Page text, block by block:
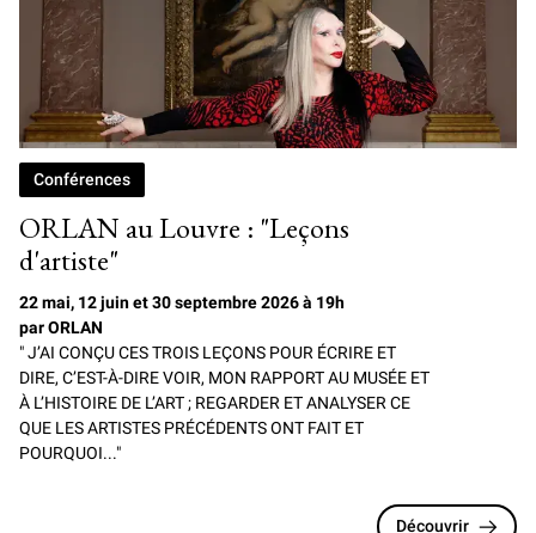
ORLAN au Louvre : "Leçons
d'artiste"
Conférences
22 mai, 12 juin et 30 septembre 2026 à 19h
par ORLAN
" J’AI CONÇU CES TROIS LEÇONS POUR ÉCRIRE ET
DIRE, C’EST-À-DIRE VOIR, MON RAPPORT AU MUSÉE ET
À L’HISTOIRE DE L’ART ; REGARDER ET ANALYSER CE
QUE LES ARTISTES PRÉCÉDENTS ONT FAIT ET
POURQUOI..."
Découvrir